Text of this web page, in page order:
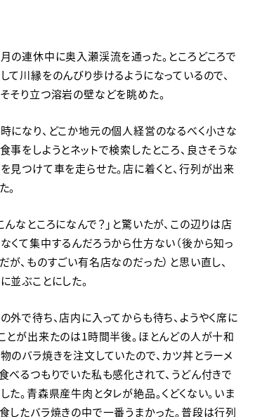
の連休中に奥入瀬渓流を通った。ところどころで
て川縁をのんびり歩けるようになっているので、
そり立つ溶岩の壁などを眺めた。
になり、どこか地元の個人経営のなるべく小さな
事をしようとネットで検索したところ、良さそうな
見つけて車を走らせた。店に着くと、行列が出来
。
んなところになんで？」と驚いたが、この辺りは店
くて集中するんだろうから仕方ない（後から知っ
が、ものすごい有名店なのだった）と思い直し、
並ぶことにした。
外で待ち、店内に入ってからも待ち、ようやく席に
とが出来たのは1時間半後。ほとんどの人が十和
のバラ焼きを注文していたので、カツ丼とラーメ
べるつもりでいた私も感化されて、うどん付きで
た。青森県産牛肉とタレが絶品。くどくない。いま
したバラ焼きの中で一番うまかった。普段は行列